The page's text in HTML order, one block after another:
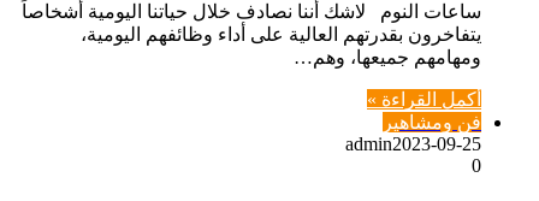
ساعات النوم لاشك أننا نصادف خلال حياتنا اليومية أشخاصاً
يتفاخرون بقدرتهم العالية على أداء وظائفهم اليومية،
ومهامهم جميعها، وهم…
أكمل القراءة »
فن ومشاهير
admin2023-09-25
0